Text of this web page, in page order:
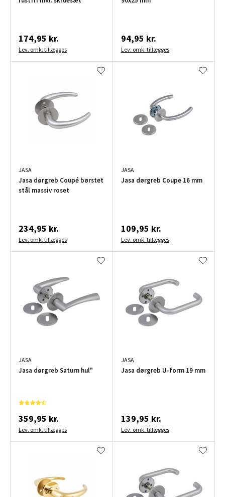
174,95 kr.
Lev. omk. tillægges
94,95 kr.
Lev. omk. tillægges
JASA
Jasa dørgreb Coupé børstet
stål massiv roset
234,95 kr.
Lev. omk. tillægges
JASA
Jasa dørgreb Coupe 16 mm
109,95 kr.
Lev. omk. tillægges
JASA
Jasa dørgreb Saturn hul"
359,95 kr.
Lev. omk. tillægges
JASA
Jasa dørgreb U-form 19 mm
139,95 kr.
Lev. omk. tillægges